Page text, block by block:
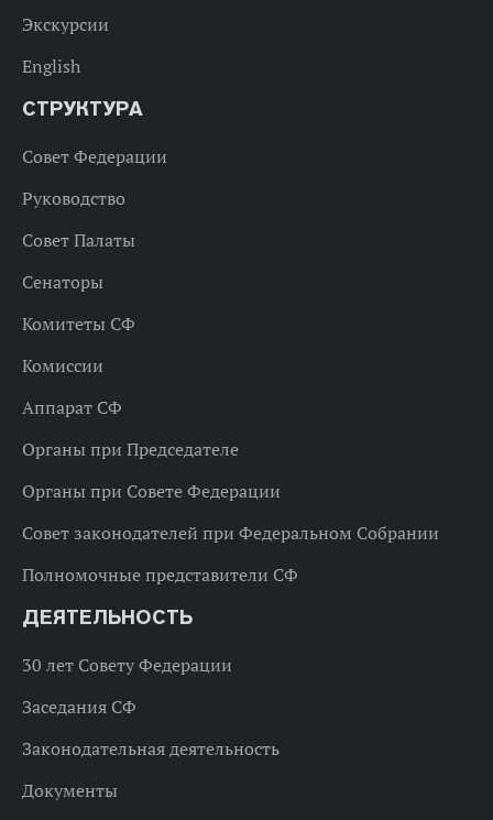
Экскурсии
English
СТРУКТУРА
Совет Федерации
Руководство
Совет Палаты
Сенаторы
Комитеты СФ
Комиссии
Аппарат СФ
Органы при Председателе
Органы при Совете Федерации
Совет законодателей при Федеральном Собрании
Полномочные представители СФ
ДЕЯТЕЛЬНОСТЬ
30 лет Совету Федерации
Заседания СФ
Законодательная деятельность
Документы